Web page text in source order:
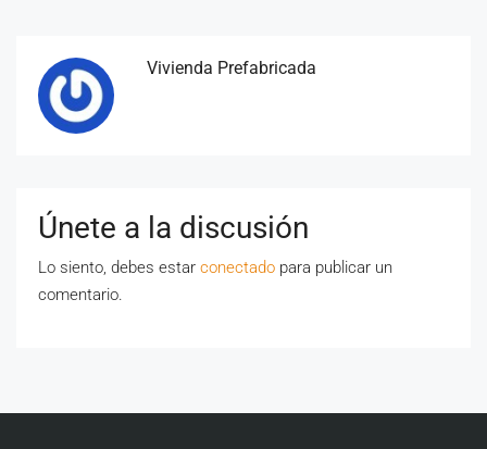
Vivienda Prefabricada
Únete a la discusión
Lo siento, debes estar conectado para publicar un
comentario.